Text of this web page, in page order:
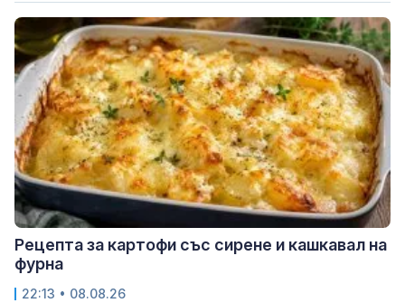
Рецепта за картофи със сирене и кашкавал на
фурна
22:13 • 08.08.26